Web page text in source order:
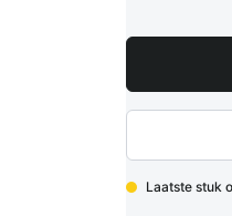
Laatste stuk